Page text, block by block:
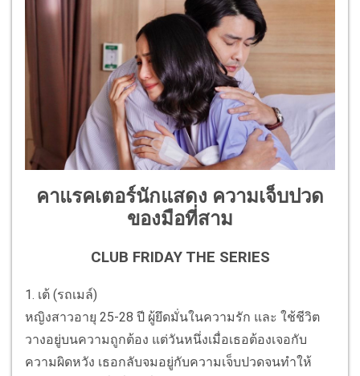
คาแรคเตอร์นักแสดง ความเจ็บปวด
ของมือที่สาม
CLUB FRIDAY THE SERIES
1. เต้ (รถเมล์)
หญิงสาวอายุ 25-28 ปี ผู้ยึดมั่นในความรัก และ ใช้ชีวิต
วางอยู่บนความถูกต้อง แต่วันหนึ่งเมื่อเธอต้องเจอกับ
ความผิดหวัง เธอกลับจมอยู่กับความเจ็บปวดจนทำให้